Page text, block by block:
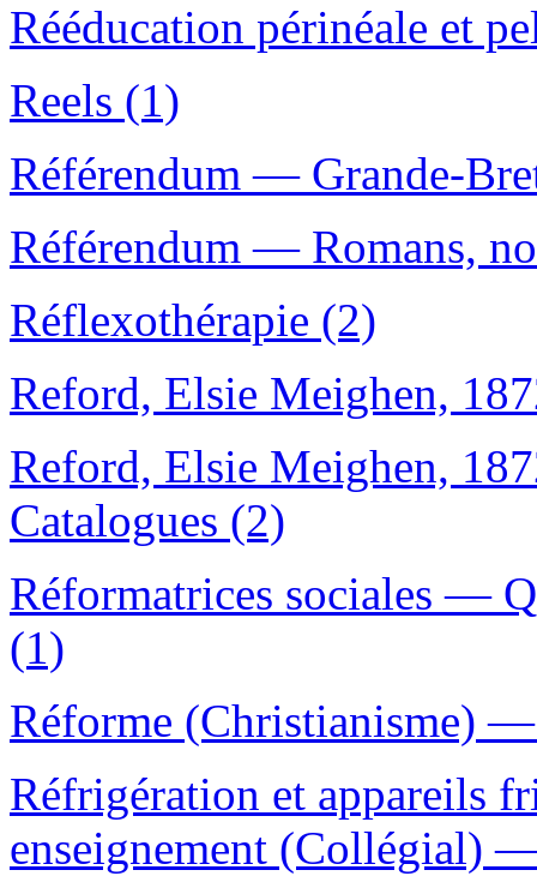
Rééducation périnéale et
Reels (1)
Référendum — Grande-
Référendum — Romans,
Réflexothérapie (2)
Reford, Elsie Meighen,
Reford, Elsie Meighen,
Catalogues (2)
Réformatrices sociales —
(1)
Réforme (Christianisme)
Réfrigération et appareils
enseignement (Collégial)